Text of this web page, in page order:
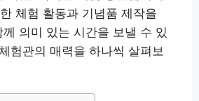
체험 활동과 기념품 제작을
의미 있는 시간을 보낼 수 있
험관의 매력을 하나씩 살펴보